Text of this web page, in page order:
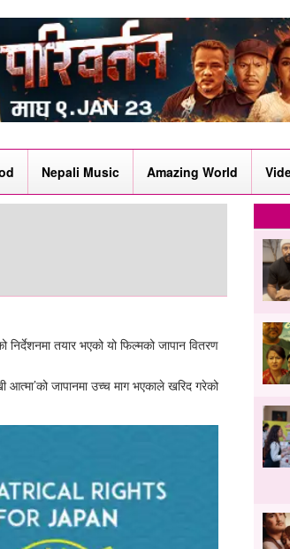
Nepali Music Amazing World
निर्देशनमा तयार भएको यो फिल्मको जापान वितरण
जापानमा उच्च माग भएकाले खरिद गरेको